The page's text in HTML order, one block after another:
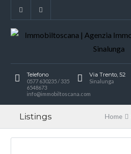
Telefono
0577 630235 / 335
6548673
info@immobiltoscana.com
Via Trento, 52
Sinalunga
Listings Home